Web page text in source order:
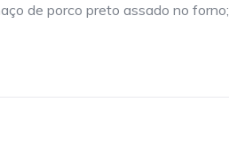
de porco preto assado no forno;